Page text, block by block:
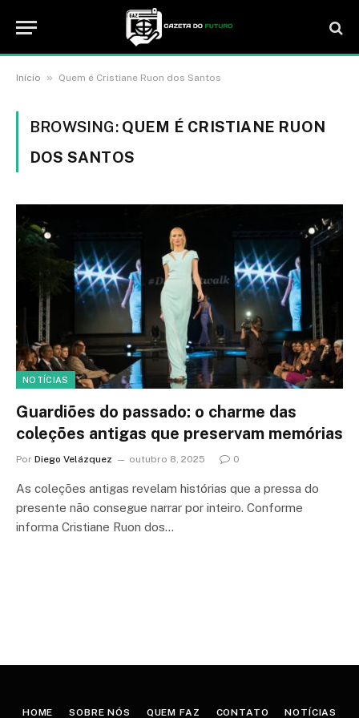
Início » Quem é Cristiane Ruon dos Santos
BROWSING: QUEM É CRISTIANE RUON
DOS SANTOS
NOTÍCIAS
Guardiões do passado: o charme das
coleções antigas que preservam memórias
Por Diego Velázquez outubro 8, 2025 0
As coleções antigas revelam histórias que a pressa do
presente não consegue narrar por inteiro. Conforme
informa Cristiane Ruon dos…
HOME SOBRE NÓS QUEM FAZ CONTATO NOTÍCIAS